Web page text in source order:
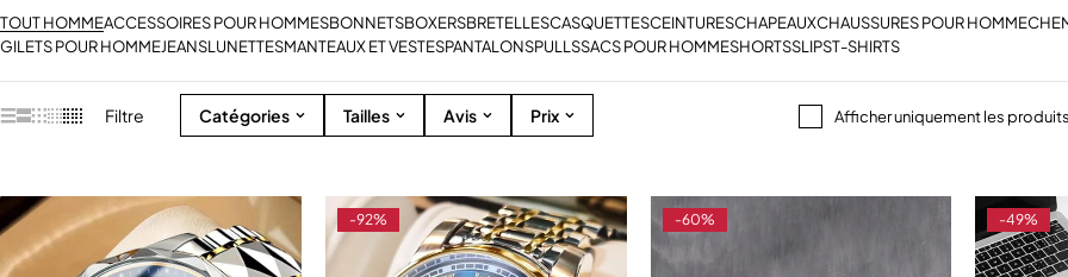
TOUT HOMMEACCESSOIRES POUR HOMMESBONNETSBOXERSBRETELLESCASQUETTESCEINTURESCHAPEAUXCHAUSSURES POUR HOMME
GILETS POUR HOMMEJEANSLUNETTESMANTEAUX ET VESTESPANTALONSPULLSSACS POUR HOMMESHORTSSLIPST-SHIRTS
Afficher uniquement les
Filtre Catégories Tailles Avis Prix
-92% -60% -49%